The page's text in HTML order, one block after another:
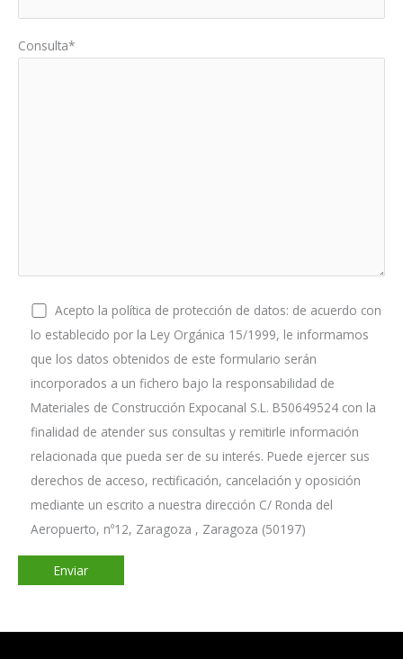
Consulta*
Acepto la política de protección de datos: de acuerdo con
lo establecido por la Ley Orgánica 15/1999, le informamos
que los datos obtenidos de este formulario serán
incorporados a un fichero bajo la responsabilidad de
Materiales de Construcción Expocanal S.L. B50649524 con la
finalidad de atender sus consultas y remitirle información
relacionada que pueda ser de su interés. Puede ejercer sus
derechos de acceso, rectificación, cancelación y oposición
mediante un escrito a nuestra dirección C/ Ronda del
Aeropuerto, nº12, Zaragoza , Zaragoza (50197)